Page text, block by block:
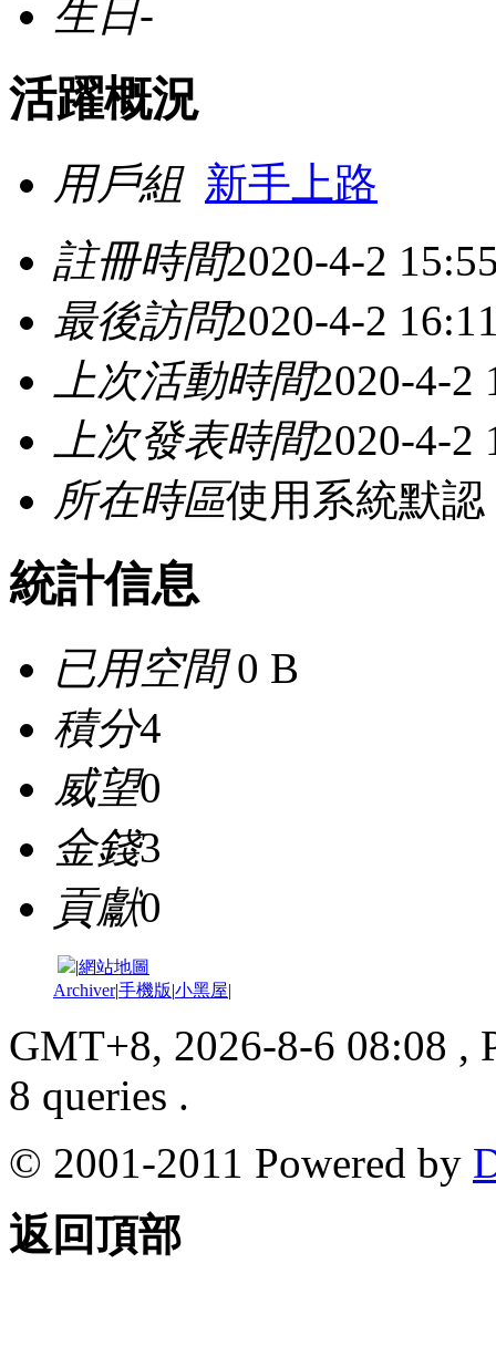
生日-
活躍概況
用戶組 新手上路
註冊時間2020-4-2
最後訪問2020-4-2
上次活動時間2020-4-2
上次發表時間2020-4-2
所在時區使用系統默認
統計信息
已用空間0 B
積分4
威望0
金錢3
貢獻0
|網站地圖
Archiver|手機版|小黑屋|
GMT+8, 2026-8-6 08:08 ,
8 queries .
© 2001-2011 Powered by
返回頂部